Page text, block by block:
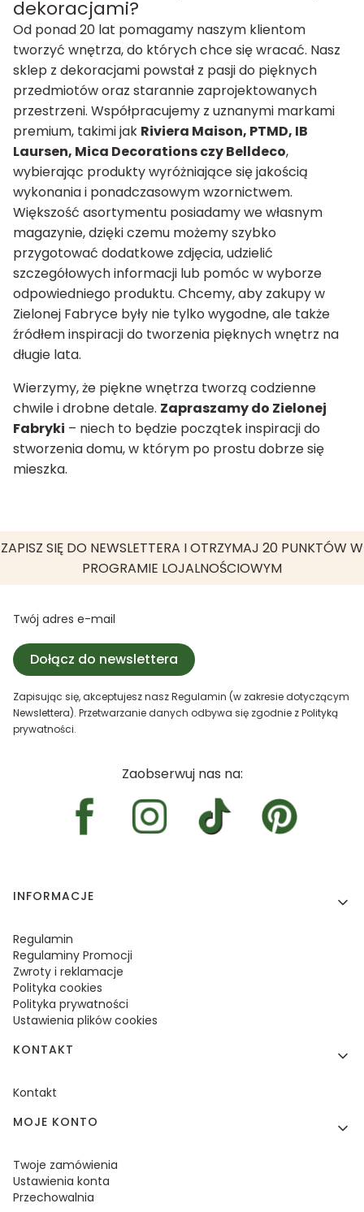
dekoracjami?
Od ponad 20 lat pomagamy naszym klientom
tworzyć wnętrza, do których chce się wracać. Nasz
sklep z dekoracjami powstał z pasji do pięknych
przedmiotów oraz starannie zaprojektowanych
przestrzeni. Współpracujemy z uznanymi markami
premium, takimi jak Riviera Maison, PTMD, IB
Laursen, Mica Decorations czy Belldeco,
wybierając produkty wyróżniające się jakością
wykonania i ponadczasowym wzornictwem.
Większość asortymentu posiadamy we własnym
magazynie, dzięki czemu możemy szybko
przygotować dodatkowe zdjęcia, udzielić
szczegółowych informacji lub pomóc w wyborze
odpowiedniego produktu. Chcemy, aby zakupy w
Zielonej Fabryce były nie tylko wygodne, ale także
źródłem inspiracji do tworzenia pięknych wnętrz na
długie lata.
Wierzymy, że piękne wnętrza tworzą codzienne
chwile i drobne detale. Zapraszamy do Zielonej
Fabryki – niech to będzie początek inspiracji do
stworzenia domu, w którym po prostu dobrze się
mieszka.
ZAPISZ SIĘ DO NEWSLETTERA I OTRZYMAJ 20 PUNKTÓW W
PROGRAMIE LOJALNOŚCIOWYM
Twój adres e-mail
Dołącz do newslettera
Zapisując się, akceptujesz nasz Regulamin (w zakresie dotyczącym
Newslettera). Przetwarzanie danych odbywa się zgodnie z Polityką
prywatności.
Zaobserwuj nas na:
Linki w stopce
INFORMACJE
Regulamin
Regulaminy Promocji
Zwroty i reklamacje
Polityka cookies
Polityka prywatności
Ustawienia plików cookies
KONTAKT
Kontakt
MOJE KONTO
Twoje zamówienia
Ustawienia konta
Przechowalnia